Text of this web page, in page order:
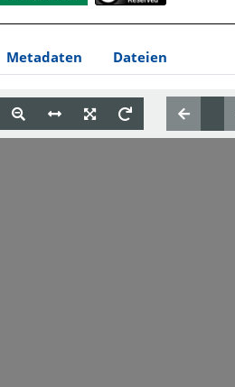
Metadaten Dateien